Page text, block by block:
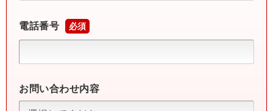
電話番号 必須
お問い合わせ内容